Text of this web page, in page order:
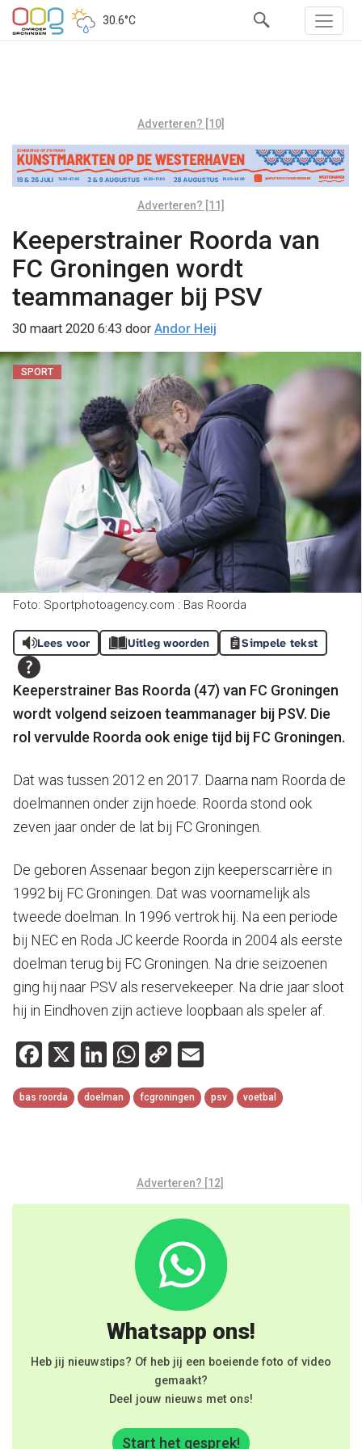
30.6°C
Adverteren? [10]
Adverteren? [11]
Keeperstrainer Roorda van
FC Groningen wordt
teammanager bij PSV
30 maart 2020 6:43 door Andor Heij
SPORT
Foto: Sportphotoagency.com : Bas Roorda
Lees voor Uitleg woorden Simpele tekst
Keeperstrainer Bas Roorda (47) van FC Groningen
wordt volgend seizoen teammanager bij PSV. Die
rol vervulde Roorda ook enige tijd bij FC Groningen.
Dat was tussen 2012 en 2017. Daarna nam Roorda de
doelmannen onder zijn hoede. Roorda stond ook
zeven jaar onder de lat bij FC Groningen.
De geboren Assenaar begon zijn keeperscarrière in
1992 bij FC Groningen. Dat was voornamelijk als
tweede doelman. In 1996 vertrok hij. Na een periode
bij NEC en Roda JC keerde Roorda in 2004 als eerste
doelman terug bij FC Groningen. Na drie seizoenen
ging hij naar PSV als reservekeeper. Na drie jaar sloot
hij in Eindhoven zijn actieve loopbaan als speler af.
Facebook
X LinkedIn
WhatsApp
Copy
Link
bas roorda doelman fcgroningen psv voetbal
Adverteren? [12]
Whatsapp ons!
Heb jij nieuwstips? Of heb jij een boeiende foto of video
gemaakt?
Deel jouw nieuws met ons!
Start het gesprek!